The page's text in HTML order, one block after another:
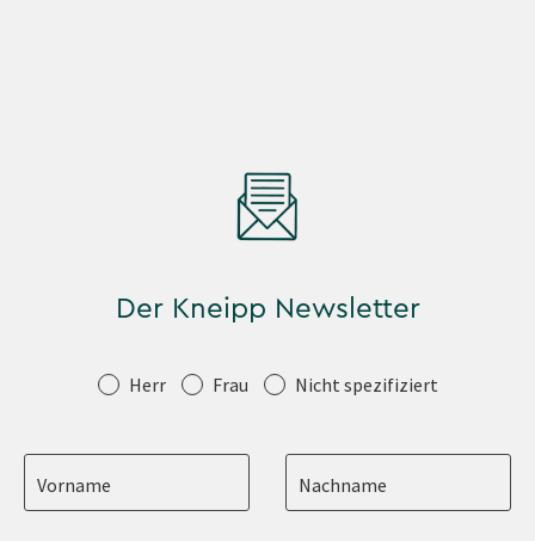
Der Kneipp Newsletter
Anrede Herr Frau Nicht spezifiziert
Vorname Nachname